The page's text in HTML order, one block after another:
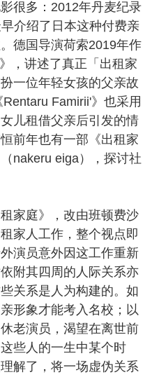
很多：2012年丹麦纪录
介绍了日本这种付费亲
德国导演荷索2019年作
，讲述了真正「出租家
一位年轻女孩的父亲故
Famirii'》也采用
儿租借父亲后引发的情
前年也有一部《出租家
nakeru eiga），探讨社
庭》，改由班顿费沙
家人工作，整个视点即
演员意外因这工作重新
附其四周的人际关系亦
关系是人为构建的。如
形象才能考入名校；以
老演员，渴望在离世前
些人的一生中某个时
解了，将一场虚伪关系